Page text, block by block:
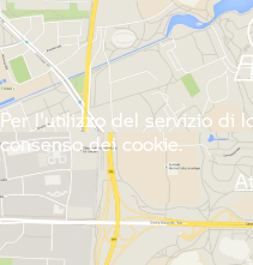
Per l'utilizzo del servizio di
consenso dei cookie.